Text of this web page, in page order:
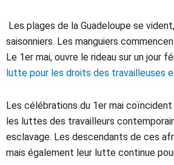
Les plages de la Guadeloupe se
saisonniers. Les manguiers
Le 1er mai, ouvre le rideau sur un jour
lutte pour les droits des travailleuses
Les célébrations du 1er mai
les luttes des travailleurs
esclavage. Les descendants de ces
mais également leur lutte continue